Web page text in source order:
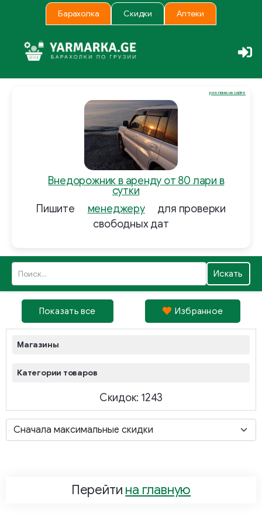
Барахолка Скидки Аптеки
Внедорожник в аренду от 80 лари в
сутки
Пишите
менеджеру
для проверки
свободных дат
реклама на сайте
Искать
Показать все Избрaнное
Магазины
Категории товаров
Скидок: 1243
Перейти на главную